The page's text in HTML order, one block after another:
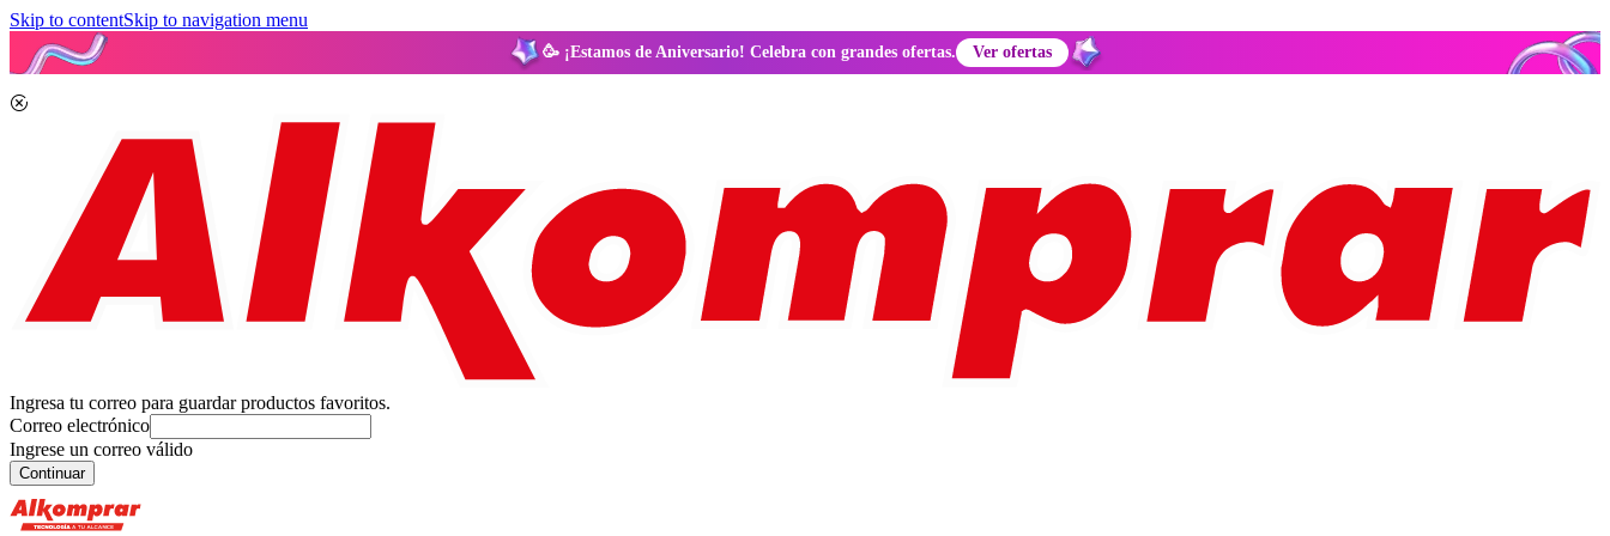
Skip to contentSkip to navigation menu
🥳 ¡Estamos de Aniversario! Celebra con grandes ofertas. Ver ofertas
Ingresa tu correo para guardar productos favoritos.
Correo electrónico
Ingrese un correo válido
Continuar